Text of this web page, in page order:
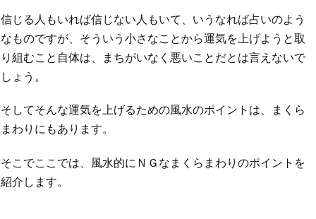
信じる人もいれば信じない人もいて、いうなれば占いのよう
なものですが、そういう小さなことから運気を上げようと取
り組むこと自体は、まちがいなく悪いことだとは言えないで
しょう。
そしてそんな運気を上げるための風水のポイントは、まくら
まわりにもあります。
そこでここでは、風水的にＮＧなまくらまわりのポイントを
紹介します。